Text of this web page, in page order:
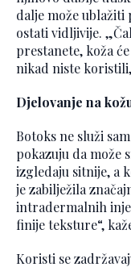
dalje može ublažiti
ostati vidljivije.
prestanete, koža
nikad niste
Djelovanje na
Botoks ne služi
pokazuju da može
izgledaju sitnije, a
je zabilježila
intradermalnih
finije teksture“,
Koristi se